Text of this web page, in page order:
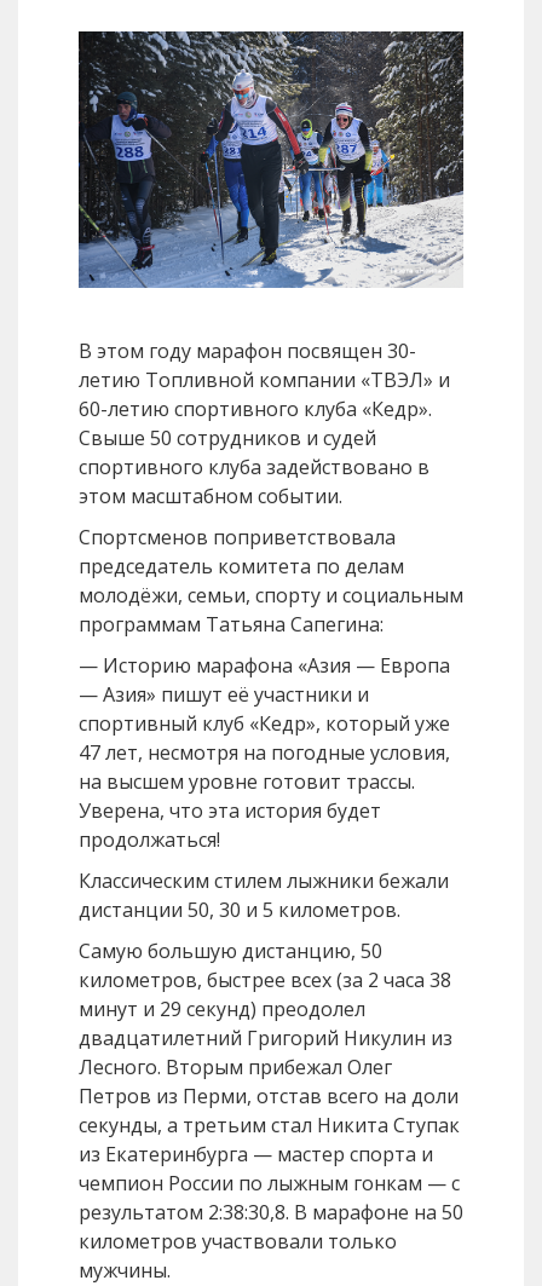
В этом году марафон посвящен 30-
летию Топливной компании «ТВЭЛ» и
60-летию спортивного клуба «Кедр».
Свыше 50 сотрудников и судей
спортивного клуба задействовано в
этом масштабном событии.
Спортсменов поприветствовала
председатель комитета по делам
молодёжи, семьи, спорту и социальным
программам Татьяна Сапегина:
— Историю марафона «Азия — Европа
— Азия» пишут её участники и
спортивный клуб «Кедр», который уже
47 лет, несмотря на погодные условия,
на высшем уровне готовит трассы.
Уверена, что эта история будет
продолжаться!
Классическим стилем лыжники бежали
дистанции 50, 30 и 5 километров.
Самую большую дистанцию, 50
километров, быстрее всех (за 2 часа 38
минут и 29 секунд) преодолел
двадцатилетний Григорий Никулин из
Лесного. Вторым прибежал Олег
Петров из Перми, отстав всего на доли
секунды, а третьим стал Никита Ступак
из Екатеринбурга — мастер спорта и
чемпион России по лыжным гонкам — с
результатом 2:38:30,8. В марафоне на 50
километров участвовали только
мужчины.